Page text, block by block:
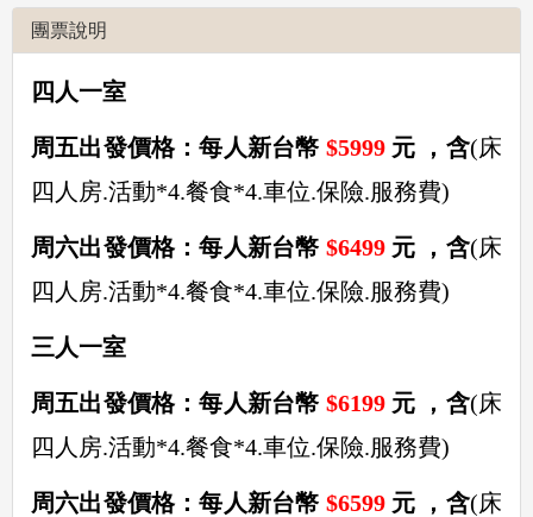
團票說明
四人一室
周五出發價格：每人新台幣 $5999 元 ，含(床
四人房.活動*4.餐食*4.車位.保險.服務費)
周六出發價格：每人新台幣 $6499 元 ，含(床
四人房.活動*4.餐食*4.車位.保險.服務費)
三人一室
周五出發價格：每人新台幣 $6199 元 ，含(床
四人房.活動*4.餐食*4.車位.保險.服務費)
周六出發價格：每人新台幣 $6599 元 ，含(床